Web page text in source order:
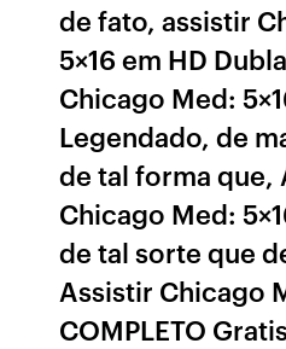
de fato, assistir
5×16 em HD
Chicago Med:
Legendado, de
de tal forma que,
Chicago Med:
de tal sorte que
Assistir Chicago
COMPLETO